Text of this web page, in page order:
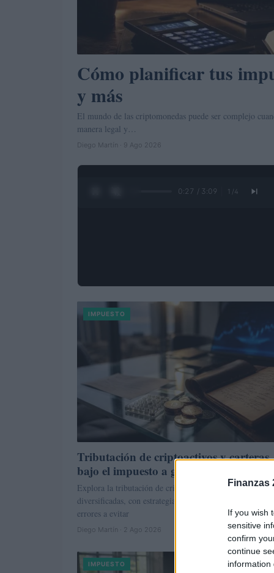
Finanzas
If you wish
sensitive
confirm
continue
information
Cómo planificar tus
y más
El mundo de las criptomonedas puede ser complejo
manera legal y…
Diego Martín · 9 Ago 2026
0:28 / 3:09 1 /4
IMPUESTO
Tributación de criptoactivos y carteras
bajo el impuesto a grandes fortunas
Explora la tributación de criptoactivos y carteras
diversificadas, con estrategias de planificación
errores a evitar
Diego Martín · 2 Ago 2026
IMPUESTO